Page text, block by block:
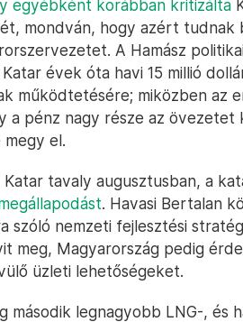
egyébként korábban kritizálta
mondván, hogy azért tudnak
A Hamász
évek óta havi 15 millió
működtetésére; miközben az
a pénz nagy része az övezetet
el.
Katar tavaly augusztusban, a
. Havasi Bertalan
szóló nemzeti fejlesztési
meg, Magyarország pedig
üzleti lehetőségeket.
második legnagyobb LNG-, és